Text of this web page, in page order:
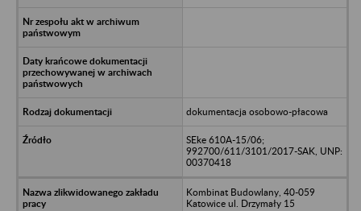
dokumentacja osobowo-płacowa
SEke 610A-15/06;
992700/611/3101/2017-SAK, UNP:
00370418
Kombinat Budowlany, 40-059
Katowice ul. Drzymały 15